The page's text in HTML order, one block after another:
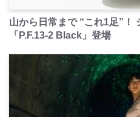
山から日常まで “これ1足”！
「P.F.13-2 Black」登場